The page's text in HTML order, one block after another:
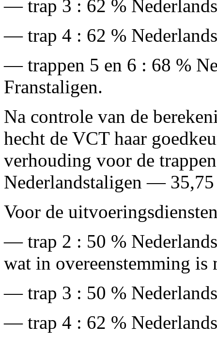
— trap 3 : 62 %
— trap 4 : 62 %
— trappen 5 en 6 : 68 %
Franstaligen.
Na controle van de
hecht de VCT haar
verhouding voor de
Nederlandstaligen —
Voor de
— trap 2 : 50 %
wat in overeenstemming is
— trap 3 : 50 %
— trap 4 : 62 %